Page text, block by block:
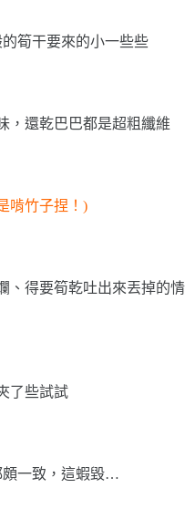
筍干要來的小一些些
，還乾巴巴都是超粗纖維
啃竹子捏！)
、得要筍乾吐出來丟掉的情
了些試試
頗一致，這蝦毀…